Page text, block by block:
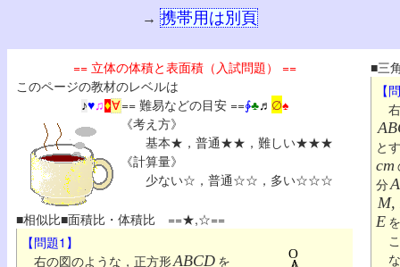
→ 携帯用は別頁
== 立体の体積と表面積（入試問題） ==
このページの教材のレベルは
♪♥♫♦∀== 難易などの目安 ==∳♣♬ ∅♠
《考え方》
基本★，普通★★，難しい★★★
《計算量》
少ない☆，普通☆☆，多い☆☆☆
■相似比■面積比・体積比 ==★,☆==
【問題1】
右の図のような，正方形ABCD を
■三
【
と
cm
分
M,
E